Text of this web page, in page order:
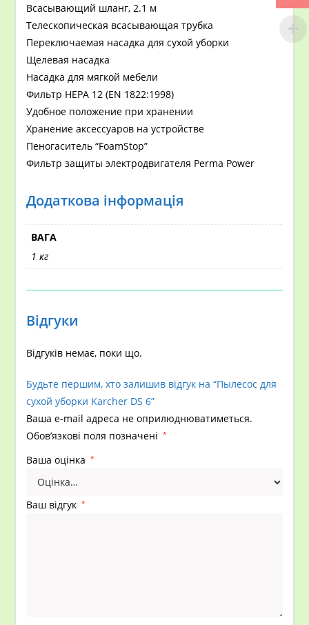
Всасывающий шланг, 2.1 м
Телескопическая всасывающая трубка
Переключаемая насадка для сухой уборки
Щелевая насадка
Насадка для мягкой мебели
Фильтр HEPA 12 (EN 1822:1998)
Удобное положение при хранении
Хранение аксессуаров на устройстве
Пеногаситель “FoamStop”
Фильтр защиты электродвигателя Perma Power
Додаткова інформація
ВАГА
1 кг
Відгуки
Відгуків немає, поки що.
Будьте першим, хто залишив відгук на “Пылесос для
сухой уборки Karcher DS 6”
Ваша e-mail адреса не оприлюднюватиметься.
Обов’язкові поля позначені
*
Ваша оцінка *
Ваш відгук *